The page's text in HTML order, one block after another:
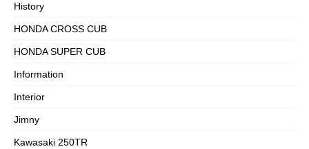
History
HONDA CROSS CUB
HONDA SUPER CUB
Information
Interior
Jimny
Kawasaki 250TR